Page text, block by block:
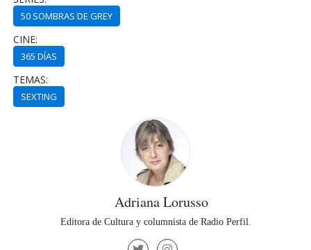
50 SOMBRAS DE GREY
CINE:
365 DÍAS
TEMAS:
SEXTING
Adriana Lorusso
Editora de Cultura y columnista de Radio Perfil.